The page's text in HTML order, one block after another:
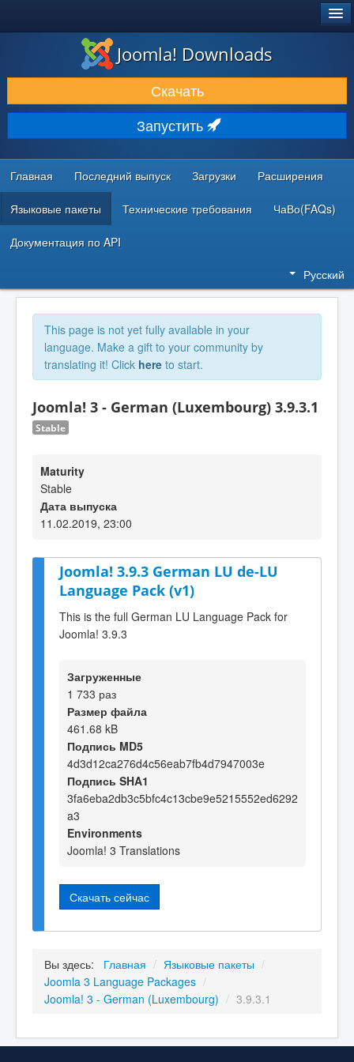
ЗАГРУЗКИ И РАСШИРЕНИЯ
ДОКУМЕНТАЦИЯ И ОБУЧЕНИЕ
СООБЩЕСТВО И ПОДДЕРЖКА
РЕСУРСЫ ДЛЯ РАЗРАБОТЧИКОВ
Joomla! Downloads
Скачать
Запустить
Главная Последний выпуск Загрузки Расширения
Языковые пакеты Технические требования ЧаВо(FAQs)
Документация по API
Русский
This page is not yet fully available in your
language. Make a gift to your community by
translating it! Click here to start.
Joomla! 3 - German (Luxembourg) 3.9.3.1
Stable
Maturity
Stable
Дата выпуска
11.02.2019, 23:00
Joomla! 3.9.3 German LU de-LU
Language Pack (v1)
This is the full German LU Language Pack for
Joomla! 3.9.3
Загруженные
1 733 раз
Размер файла
461.68 kB
Подпись MD5
4d3d12ca276d4c56eab7fb4d7947003e
Подпись SHA1
3fa6eba2db3c5bfc4c13cbe9e5215552ed6292
a3
Environments
Joomla! 3 Translations
Скачать сейчас
Вы здесь: Главная / Языковые пакеты /
Joomla 3 Language Packages /
Joomla! 3 - German (Luxembourg) / 3.9.3.1